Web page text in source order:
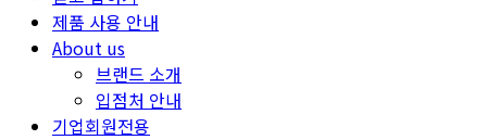
제품 사용 안내
About us
브랜드 소개
입점처 안내
기업회원전용